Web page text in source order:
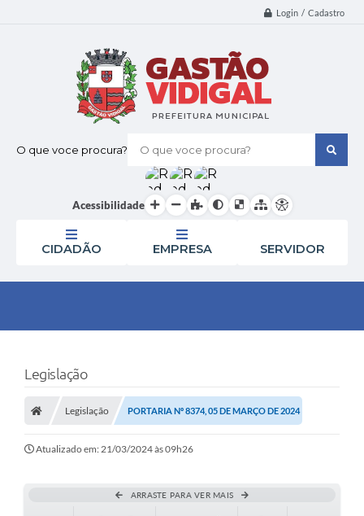
Login / Cadastro
O que voce procura?
Acessibilidade
CIDADÃO EMPRESA SERVIDOR
Legislação
Legislação PORTARIA Nº 8374, 05 DE MARÇO DE 2024
Atualizado em: 21/03/2024 às 09h26
ARRASTE PARA VER MAIS